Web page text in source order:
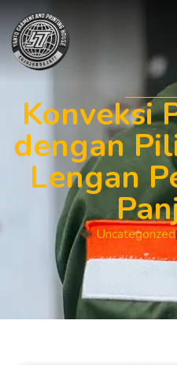
Konveksi
dengan
Lengan
Uncategorized